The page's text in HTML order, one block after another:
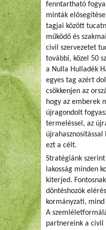
fenntartható
minták
tagjai között
működő és
civil szervezetet
további, közel 50
a Nulla Hulladék
egyes tag azért
csökkenjen az
hogy az emberek
újragondolt
termeléssel, az
ezt a célt.
Stratégiánk
lakosság minden
kiterjed.
döntéshozók
kormányzati,
A
partnereink a civil